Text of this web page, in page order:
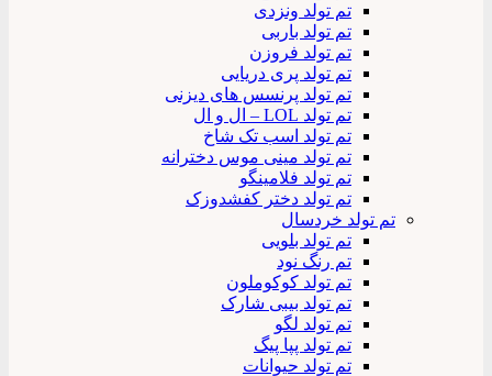
تم تولد ونزدی
تم تولد باربی
تم تولد فروزن
تم تولد پری دریایی
تم تولد پرنسس های دیزنی
تم تولد LOL – ال و ال
تم تولد اسب تک شاخ
تم تولد مینی موس دخترانه
تم تولد فلامینگو
تم تولد دختر کفشدوزک
تم تولد خردسال
تم تولد بلویی
تم رنگ نود
تم تولد کوکوملون
تم تولد بیبی شارک
تم تولد لگو
تم تولد پپا پیگ
تم تولد حیوانات